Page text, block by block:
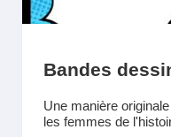
Bandes
Une manière
les femmes de